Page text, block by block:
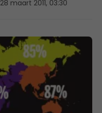
28 maart 2011, 03:30